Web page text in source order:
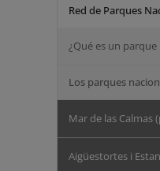
Red de Parques
¿Qué es un parque
Los parques
Mar de las Calmas
Aigüestortes i